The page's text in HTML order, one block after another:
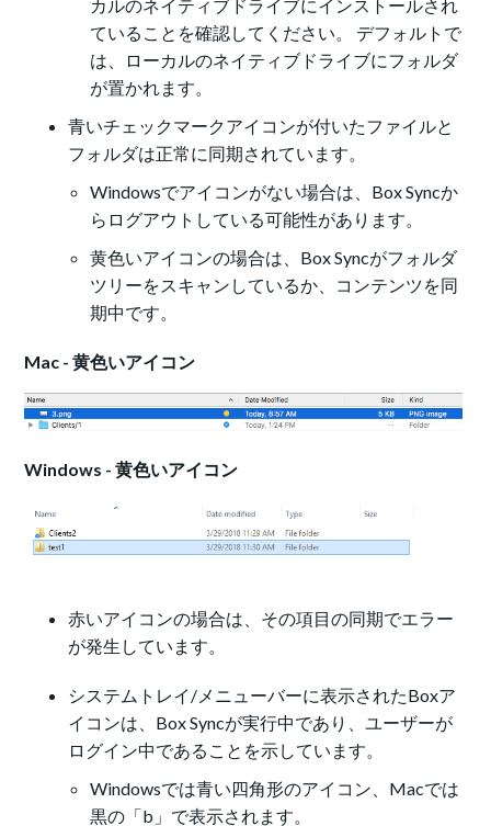
カルのネイティブドライブにインストールされ
ていることを確認してください。 デフォルトで
は、ローカルのネイティブドライブにフォルダ
が置かれます。
青いチェックマークアイコンが付いたファイルと
フォルダは正常に同期されています。
Windowsでアイコンがない場合は、Box Syncか
らログアウトしている可能性があります。
黄色いアイコンの場合は、Box Syncがフォルダ
ツリーをスキャンしているか、コンテンツを同
期中です。
Mac - 黄色いアイコン
Windows - 黄色いアイコン
赤いアイコンの場合は、その項目の同期でエラー
が発生しています。
システムトレイ/メニューバーに表示されたBoxア
イコンは、Box Syncが実行中であり、ユーザーが
ログイン中であることを示しています。
Windowsでは青い四角形のアイコン、Macでは
黒の「b」で表示されます。